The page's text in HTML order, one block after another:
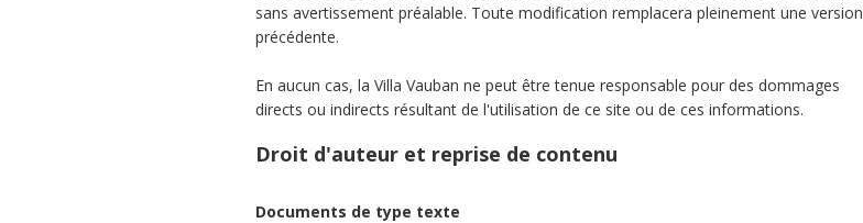
sans avertissement préalable. Toute modification remplacera pleinement une version
précédente.
En aucun cas, la Villa Vauban ne peut être tenue responsable pour des dommages
directs ou indirects résultant de l'utilisation de ce site ou de ces informations.
Droit d'auteur et reprise de contenu
Documents de type texte